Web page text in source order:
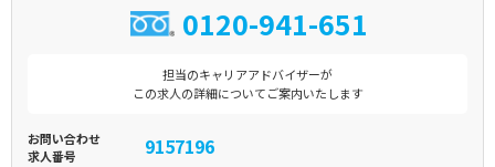
0120-941-651
担当のキャリアアドバイザーが
この求人の詳細についてご案内いたします
お問い合わせ
求人番号
9157196